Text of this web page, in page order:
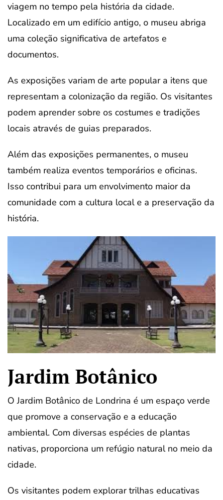
viagem no tempo pela história da cidade.
Localizado em um edifício antigo, o museu abriga
uma coleção significativa de artefatos e
documentos.
As exposições variam de arte popular a itens que
representam a colonização da região. Os visitantes
podem aprender sobre os costumes e tradições
locais através de guias preparados.
Além das exposições permanentes, o museu
também realiza eventos temporários e oficinas.
Isso contribui para um envolvimento maior da
comunidade com a cultura local e a preservação da
história.
Jardim Botânico
O Jardim Botânico de Londrina é um espaço verde
que promove a conservação e a educação
ambiental. Com diversas espécies de plantas
nativas, proporciona um refúgio natural no meio da
cidade.
Os visitantes podem explorar trilhas educativas